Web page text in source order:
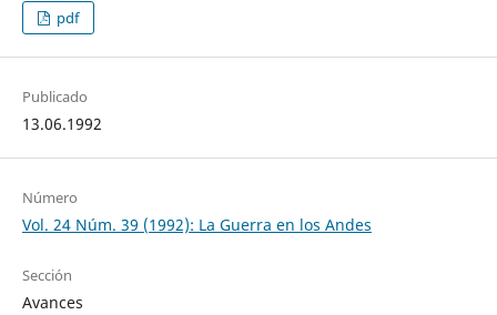
pdf
Publicado
13.06.1992
Número
Vol. 24 Núm. 39 (1992): La Guerra en los Andes
Sección
Avances